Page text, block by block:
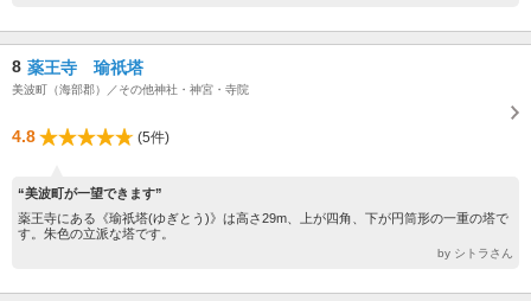
8 薬王寺 瑜祇塔
美波町（海部郡）／その他神社・神宮・寺院
4.8 (5件)
“美波町が一望できます”
薬王寺にある《瑜祇塔(ゆぎとう)》は高さ29m、上が四角、下が円筒形の一重の塔で
す。朱色の立派な塔です。
by シトラさん